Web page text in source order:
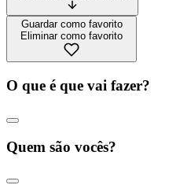
Guardar como favorito
Eliminar como favorito
O que é que vai fazer?
Quem são vocês?